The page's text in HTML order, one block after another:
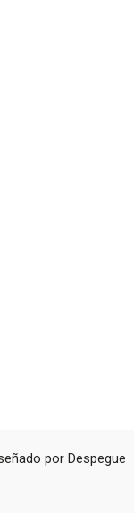
por Despegue